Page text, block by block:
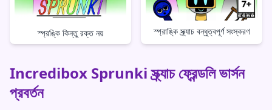
স্প্রঙ্কি কিন্তু রক্ত নয় স্প্রাঙ্কি স্ক্র্যাচ বন্ধুত্বপূর্ণ সংস্করণ
Incredibox Sprunki স্ক্র্যাচ ফ্রেন্ডলি ভার্সন
প্রবর্তন